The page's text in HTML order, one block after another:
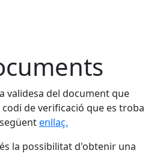
validesa del document que
de verificació que es troba
enllaç.
la possibilitat d'obtenir una